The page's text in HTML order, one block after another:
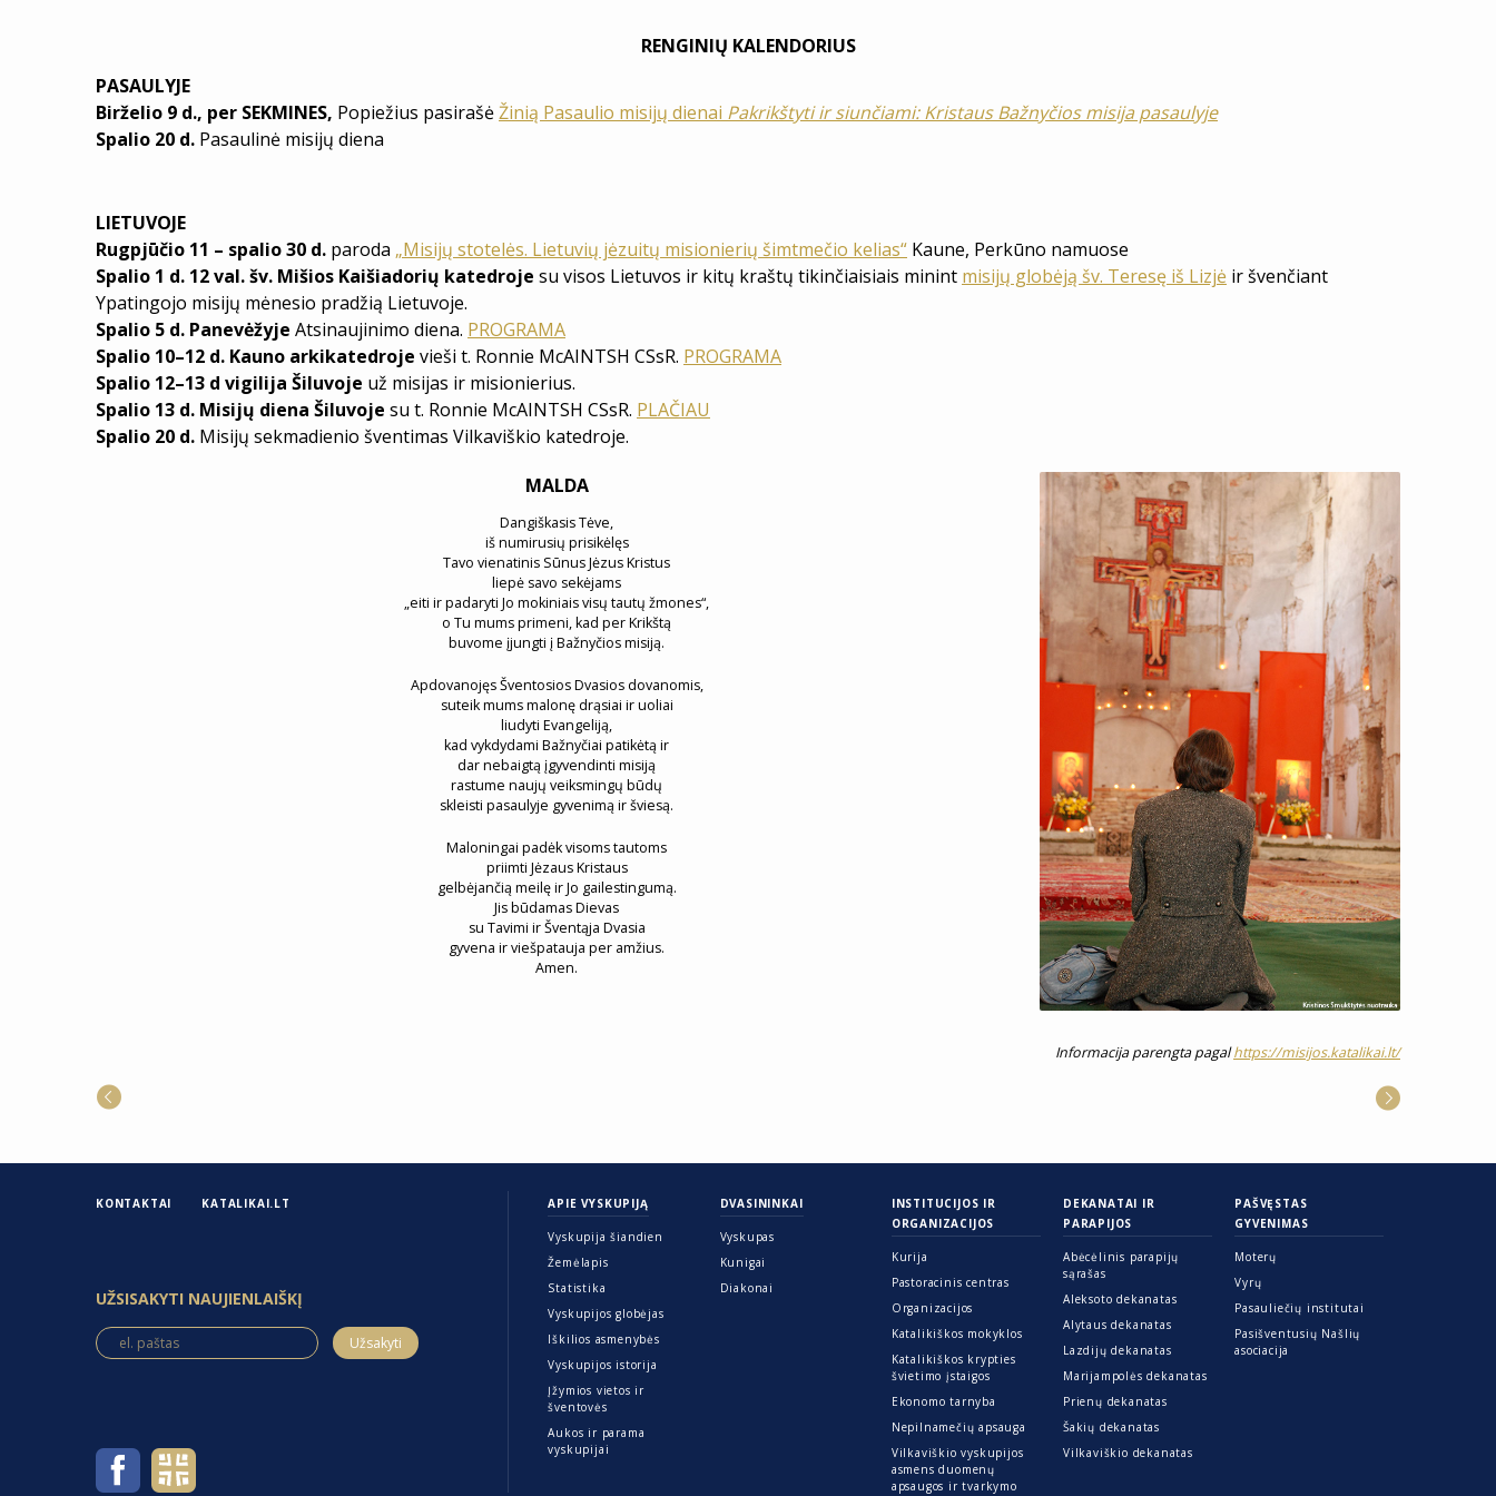
RENGINIŲ KALENDORIUS
PASAULYJE
Birželio 9 d., per SEKMINES, Popiežius pasirašėŽinią Pasaulio misijų dienai Pakrikštyti ir siunčiami: Kristaus Bažnyčios misija pasaulyje
Spalio 20 d. Pasaulinė misijų diena
LIETUVOJE
Rugpjūčio 11 – spalio 30 d. paroda „Misijų stotelės. Lietuvių jėzuitų misionierių šimtmečio kelias“ Kaune, Perkūno namuose
Spalio 1 d. 12 val. šv. Mišios Kaišiadorių katedroje su visos Lietuvos ir kitų kraštų tikinčiaisiais minint misijų globėją šv. Teresę iš Lizjė ir švenčiant
Ypatingojo misijų mėnesio pradžią Lietuvoje.
Spalio 5 d. Panevėžyje Atsinaujinimo diena. PROGRAMA
Spalio 10–12 d. Kauno arkikatedroje vieši t. Ronnie McAINTSH CSsR. PROGRAMA
Spalio 12–13 d vigilija Šiluvoje už misijas ir misionierius.
Spalio 13 d. Misijų diena Šiluvoje su t. Ronnie McAINTSH CSsR. PLAČIAU
Spalio 20 d. Misijų sekmadienio šventimas Vilkaviškio katedroje.
MALDA
Dangiškasis Tėve,
iš numirusių prisikėlęs
Tavo vienatinis Sūnus Jėzus Kristus
liepė savo sekėjams
„eiti ir padaryti Jo mokiniais visų tautų žmones“,
o Tu mums primeni, kad per Krikštą
buvome įjungti į Bažnyčios misiją.
Apdovanojęs Šventosios Dvasios dovanomis,
suteik mums malonę drąsiai ir uoliai
liudyti Evangeliją,
kad vykdydami Bažnyčiai patikėtą ir
dar nebaigtą įgyvendinti misiją
rastume naujų veiksmingų būdų
skleisti pasaulyje gyvenimą ir šviesą.
Maloningai padėk visoms tautoms
priimti Jėzaus Kristaus
gelbėjančią meilę ir Jo gailestingumą.
Jis būdamas Dievas
su Tavimi ir Šventąja Dvasia
gyvena ir viešpatauja per amžius.
Amen.
Informacija parengta pagalhttps://misijos.katalikai.lt/
KONTAKTAI KATALIKAI.LT
UŽSISAKYTI NAUJIENLAIŠKĮ
APIE VYSKUPIJĄ
Vyskupija šiandien
Žemėlapis
Statistika
Vyskupijos globėjas
Iškilios asmenybės
Vyskupijos istorija
Įžymios vietos ir
šventovės
Aukos ir parama
vyskupijai
DVASININKAI
Vyskupas
Kunigai
Diakonai
INSTITUCIJOS IR
ORGANIZACIJOS
Kurija
Pastoracinis centras
Organizacijos
Katalikiškos mokyklos
Katalikiškos krypties
švietimo įstaigos
Ekonomo tarnyba
Nepilnamečių apsauga
Vilkaviškio vyskupijos
asmens duomenų
apsaugos ir tvarkymo
DEKANATAI IR
PARAPIJOS
Abėcėlinis parapijų
sąrašas
Aleksoto dekanatas
Alytaus dekanatas
Lazdijų dekanatas
Marijampolės dekanatas
Prienų dekanatas
Šakių dekanatas
Vilkaviškio dekanatas
PAŠVĘSTAS
GYVENIMAS
Moterų
Vyrų
Pasauliečių institutai
Pasišventusių Našlių
asociacija